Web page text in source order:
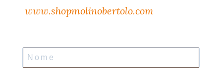
www.shopmolinobertolo.com